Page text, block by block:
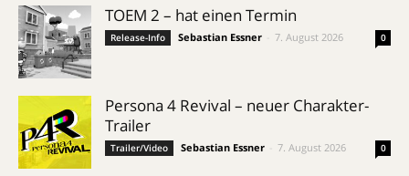
TOEM 2 – hat einen Termin
Release-Info Sebastian Essner 7. August 2026 0
Persona 4 Revival – neuer Charakter-
Trailer
Trailer/Video Sebastian Essner 7. August 2026 0